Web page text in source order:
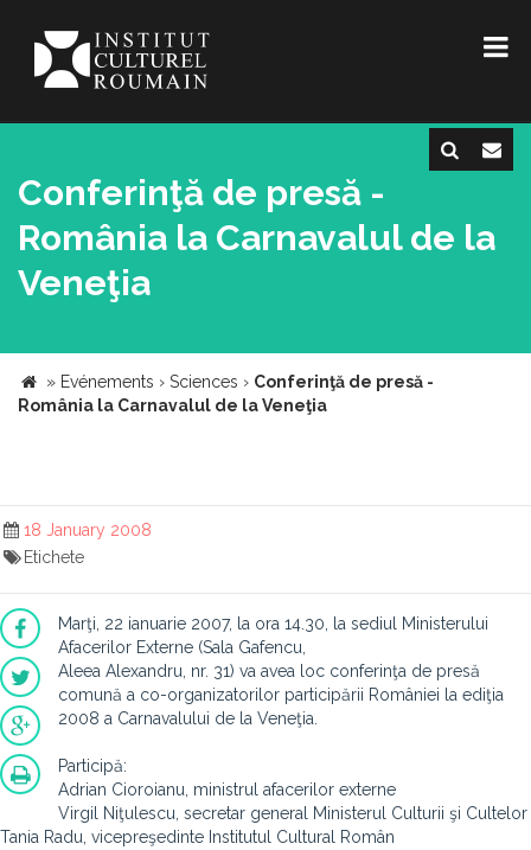
Conferinţă de presă -
România la Carnavalul de la
Veneţia
» Evénements › Sciences › Conferinţă de presă -
România la Carnavalul de la Veneţia
18 January 2008
Etichete
Marţi, 22 ianuarie 2007, la ora 14.30, la sediul Ministerului
Afacerilor Externe (Sala Gafencu,
Aleea Alexandru, nr. 31) va avea loc conferinţa de presă
comună a co-organizatorilor participării României la ediţia
2008 a Carnavalului de la Veneţia.
Participă:
Adrian Cioroianu, ministrul afacerilor externe
Virgil Niţulescu, secretar general Ministerul Culturii şi Cultelor
Tania Radu, vicepreşedinte Institutul Cultural Român